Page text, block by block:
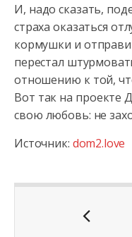
И, надо сказать,
страха оказаться
кормушки и
перестал
отношению к той,
Вот так на проекте
свою любовь: не
Источник: dom2.love